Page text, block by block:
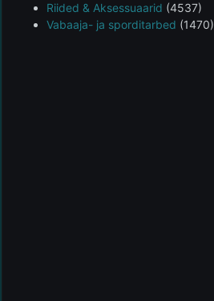
Riided & Aksessuaarid (4537)
Vabaaja- ja sporditarbed (1470)